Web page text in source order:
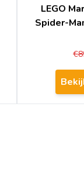
LEGO
Spider-